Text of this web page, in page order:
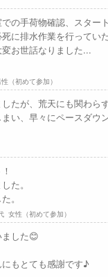
の手荷物確認、スター
に排水作業を行ってい
お世話なりました...
（初めて参加）
たが、荒天にも関わら
い、早々にペースダ
た。
。
女性（初めて参加）
した😊
もとても感謝です♪